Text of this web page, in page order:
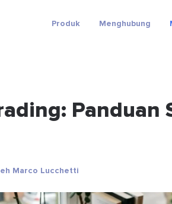
Produk Menghubung
Panduan
Marco Lucchetti